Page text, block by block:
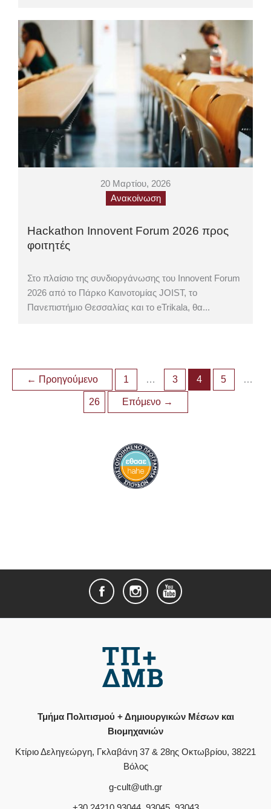
20 Μαρτίου, 2026
Ανακοίνωση
Hackathon Innovent Forum 2026 προς
φοιτητές
Στο πλαίσιο της συνδιοργάνωσης του Innovent Forum
2026 από το Πάρκο Καινοτομίας JOIST, το
Πανεπιστήμιο Θεσσαλίας και το eTrikala, θα...
← Προηγούμενο 1 … 3 4 5 …
26 Επόμενο →
Τμήμα Πολιτισμού + Δημιουργικών Μέσων και
Βιομηχανιών
Κτίριο Δεληγεώργη, Γκλαβάνη 37 & 28ης Οκτωβρίου, 38221
Βόλος
g-cult@uth.gr